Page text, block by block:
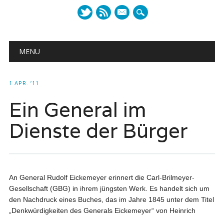
mail
Main menu
MENU
1 APR. ’11
Ein General im
Dienste der Bürger
An General Rudolf Eickemeyer erinnert die Carl-Brilmeyer-
Gesellschaft (GBG) in ihrem jüngsten Werk. Es handelt sich um
den Nachdruck eines Buches, das im Jahre 1845 unter dem Titel
„Denkwürdigkeiten des Generals Eickemeyer“ von Heinrich